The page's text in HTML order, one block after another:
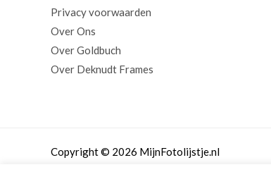
Privacy voorwaarden
Over Ons
Over Goldbuch
Over Deknudt Frames
Copyright © 2026 MijnFotolijstje.nl